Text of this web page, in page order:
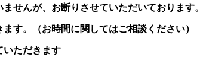
んが、お断りさせていただいております。
。（お時間に関してはご相談ください）
ただきます